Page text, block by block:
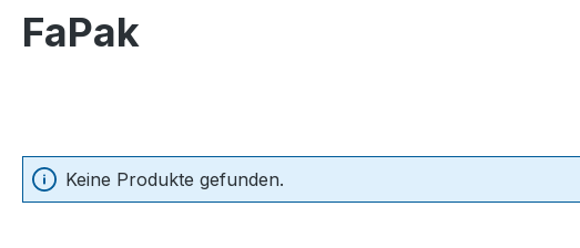
FaPak
Keine Produkte gefunden.